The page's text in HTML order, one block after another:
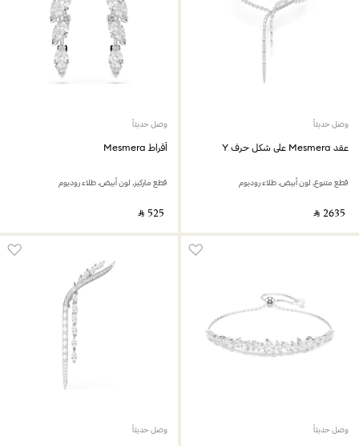
وصل حديثاً
عقد Mesmera على شكل حرف Y
قطع متنوع، لون أبيض، طلاء روديوم
‎ ⃁ ⁦2635⁩ ‎
وصل حديثاً
أقراط Mesmera
قطع ماركيز، لون أبيض، طلاء روديوم
‎ ⃁ ⁦525⁩ ‎
وصل حديثاً وصل حديثاً